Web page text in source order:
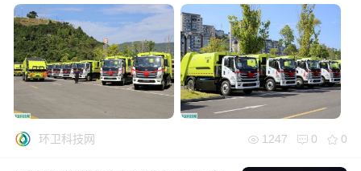
环卫科技网 1247 0 0